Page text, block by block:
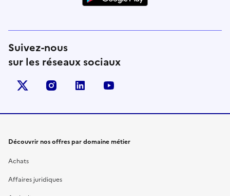
Suivez-nous
sur les réseaux sociaux
X (anciennement Twitter)
instagramlinkedin
Découvrir nos offres par domaine métier
Achats
Affaires juridiques